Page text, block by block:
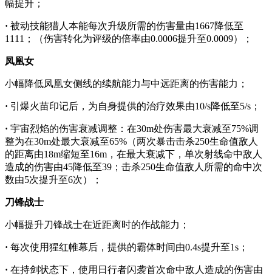
幅提升；
· 被动技能猎人本能每次升级所需的伤害量由1667降低至
1111；（伤害转化为评级的倍率由0.0006提升至0.0009）；
凤凰女
小幅降低凤凰女侧线的续航能力与中远距离的伤害能力；
· 引爆火苗印记后，为自身提供的治疗效果由10/s降低至5/s；
· 宇宙烈焰的伤害衰减调整：在30m处伤害最大衰减至75%调
整为在30m处最大衰减至65%（两次暴击击杀250生命值敌人
的距离由18m缩短至16m，在最大衰减下，单次射线命中敌人
造成的伤害由45降低至39；击杀250生命值敌人所需的命中次
数由5次提升至6次）；
刀锋战士
小幅提升刀锋战士在近距离时的作战能力；
· 每次使用猩红帷幕后，提供的霸体时间由0.4s提升至1s；
· 在持剑状态下，使用日行者闪袭首次命中敌人造成的伤害由